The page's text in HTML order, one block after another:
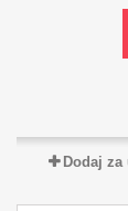
Dodaj